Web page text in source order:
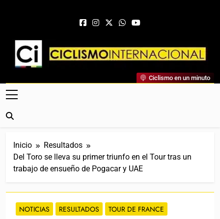
Ciclismo Internacional
Web Dedicada Al Ciclismo Mundial. Entrevistas, Análisis,
Crónicas, Previas Y Más. La Web Ciclista De Referencia.
Ciclismo en un minuto
Inicio
Resultados
Del Toro se lleva su primer triunfo en el Tour tras un
trabajo de ensueño de Pogacar y UAE
NOTICIAS RESULTADOS TOUR DE FRANCE